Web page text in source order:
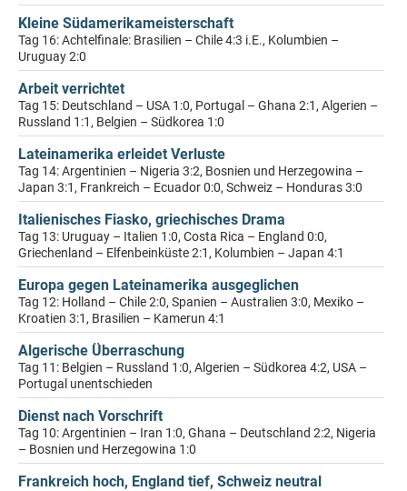
Kleine Südamerikameisterschaft
Tag 16: Achtelfinale: Brasilien – Chile 4:3 i.E., Kolumbien –
Uruguay 2:0
Arbeit verrichtet
Tag 15: Deutschland – USA 1:0, Portugal – Ghana 2:1, Algerien –
Russland 1:1, Belgien – Südkorea 1:0
Lateinamerika erleidet Verluste
Tag 14: Argentinien – Nigeria 3:2, Bosnien und Herzegowina –
Japan 3:1, Frankreich – Ecuador 0:0, Schweiz – Honduras 3:0
Italienisches Fiasko, griechisches Drama
Tag 13: Uruguay – Italien 1:0, Costa Rica – England 0:0,
Griechenland – Elfenbeinküste 2:1, Kolumbien – Japan 4:1
Europa gegen Lateinamerika ausgeglichen
Tag 12: Holland – Chile 2:0, Spanien – Australien 3:0, Mexiko –
Kroatien 3:1, Brasilien – Kamerun 4:1
Algerische Überraschung
Tag 11: Belgien – Russland 1:0, Algerien – Südkorea 4:2, USA –
Portugal unentschieden
Dienst nach Vorschrift
Tag 10: Argentinien – Iran 1:0, Ghana – Deutschland 2:2, Nigeria
– Bosnien und Herzegowina 1:0
Frankreich hoch, England tief, Schweiz neutral